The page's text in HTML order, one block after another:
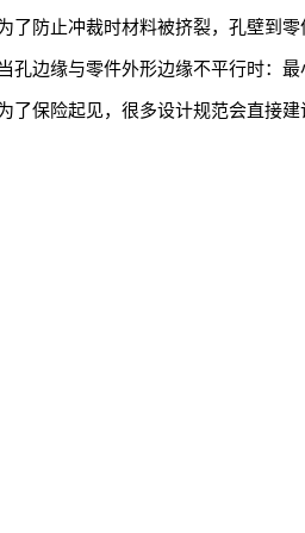
了防止冲裁时材料被挤裂，孔壁到
孔边缘与零件外形边缘不平行时：
了保险起见，很多设计规范会直接